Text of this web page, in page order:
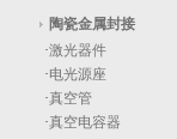
陶瓷金属封接
·激光器件
·电光源座
·真空管
·真空电容器